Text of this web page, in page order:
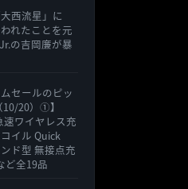
西流星」に
れたことを元
の吉岡廉が暴
セールのピッ
20）①】
速ワイヤレス充
イル Quick
ド型 無接点充
ど全19品